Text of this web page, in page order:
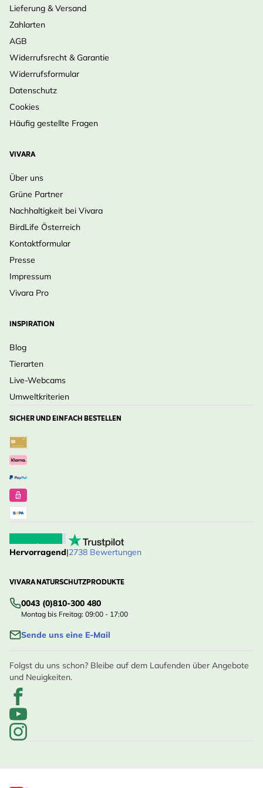
Lieferung & Versand
Zahlarten
AGB
Widerrufsrecht & Garantie
Widerrufsformular
Datenschutz
Cookies
Häufig gestellte Fragen
VIVARA
Über uns
Grüne Partner
Nachhaltigkeit bei Vivara
BirdLife Österreich
Kontaktformular
Presse
Impressum
Vivara Pro
INSPIRATION
Blog
Tierarten
Live-Webcams
Umweltkriterien
SICHER UND EINFACH BESTELLEN
Hervorragend|2738 Bewertungen
VIVARA NATURSCHUTZPRODUKTE
0043 (0)810-300 480
Montag bis Freitag: 09:00 - 17:00
Sende uns eine E-Mail
Folgst du uns schon? Bleibe auf dem Laufenden über Angebote
und Neuigkeiten.